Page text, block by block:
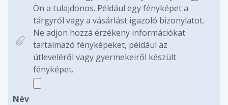
Ön a tulajdonos. Például egy fényképet a
tárgyról vagy a vásárlást igazoló bizonylatot.
Ne adjon hozzá érzékeny információkat
tartalmazó fényképeket, például az
útleveléről vagy gyermekeiről készült
fényképet.
Név